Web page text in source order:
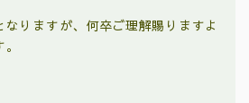
なりますが、何卒ご理解賜りますよ